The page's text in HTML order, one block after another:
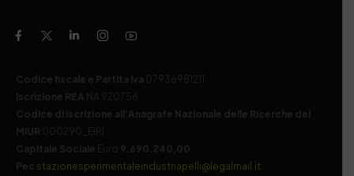
Codice fiscale e Partita Iva 07936981211
Iscrizione REA NA 920756
Codice di iscrizione all’Anagrafe Nazionale delle Ricerche del
MIUR 000290_EIRI
Capitale Sociale Euro 9.690.240,00
Pec stazionesperimentaleindustriapelli@legalmail.it